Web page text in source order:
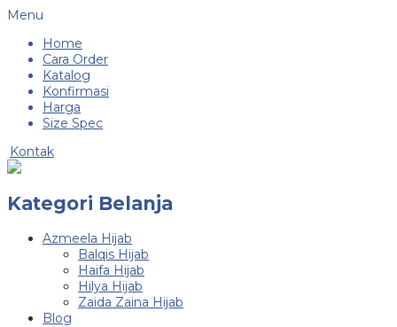
Menu
Home
Cara Order
Katalog
Konfirmasi
Harga
Size Spec
Kontak
Kategori Belanja
Azmeela Hijab
Balqis Hijab
Haifa Hijab
Hilya Hijab
Zaida Zaina Hijab
Blog